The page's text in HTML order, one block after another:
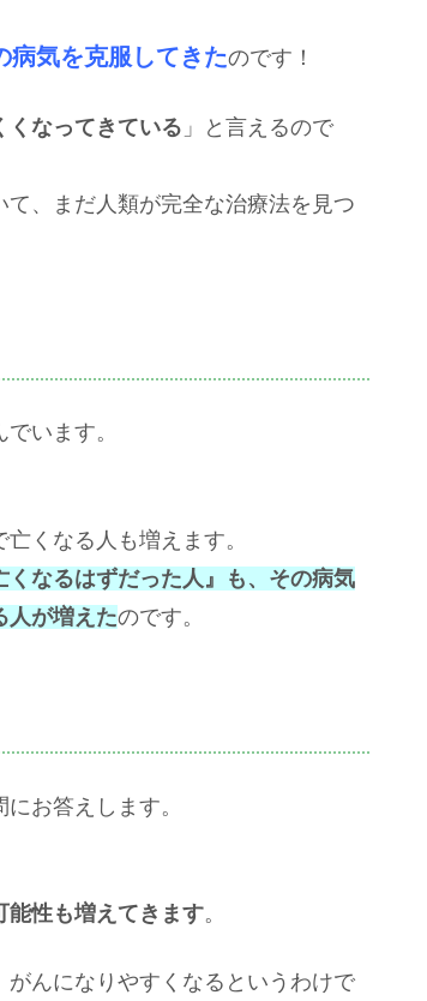
病気を克服してきたのです！
くなってきている 」と言えるので
、まだ人類が完全な治療法を見つ
います。
くなる人も増えます。
なるはずだった人』も、その病気
人が増えたのです。
お答えします。
能性も増えてきます。
んになりやすくなるというわけで